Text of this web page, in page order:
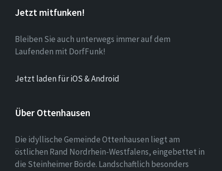
Jetzt mitfunken!
Bleiben Sie auch unterwegs immer auf dem
Laufenden mit DorfFunk!
Jetzt laden für iOS & Android
Über Ottenhausen
Die idyllische Gemeinde Ottenhausen liegt am
östlichen Rand Nordrhein-Westfalens, eingebettet in
die Steinheimer Börde. Landschaftlich besonders